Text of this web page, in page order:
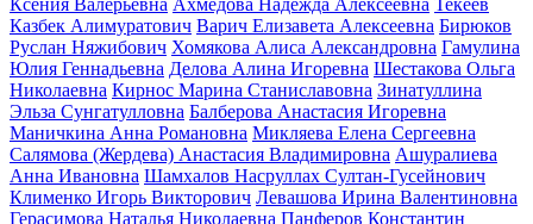
Ксения Валерьевна Ахмедова Надежда Алексеевна Текеев
Казбек Алимуратович Варич Елизавета Алексеевна Бирюков
Руслан Няжибович Хомякова Алиса Александровна Гамулина
Юлия Геннадьевна Делова Алина Игоревна Шестакова Ольга
Николаевна Кирнос Марина Станиславовна Зинатуллина
Эльза Сунгатулловна Балберова Анастасия Игоревна
Маничкина Анна Романовна Микляева Елена Сергеевна
Салямова (Жердева) Анастасия Владимировна Ашуралиева
Анна Ивановна Шамхалов Насруллах Султан-Гусейнович
Клименко Игорь Викторович Левашова Ирина Валентиновна
Герасимова Наталья Николаевна Панферов Константин